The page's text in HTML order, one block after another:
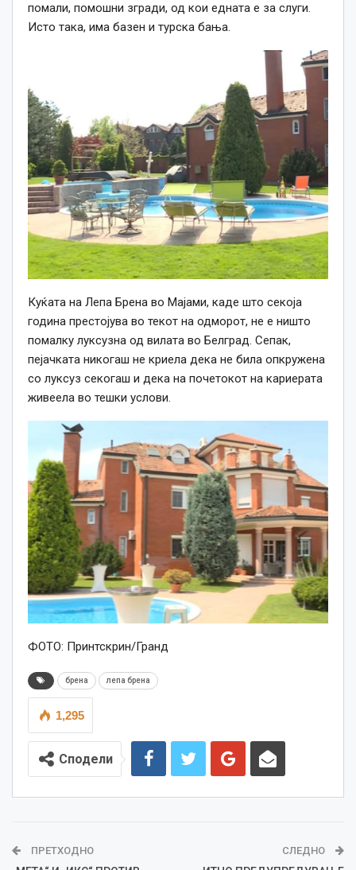
помали, помошни згради, од кои едната е за слуги.
Исто така, има базен и турска бања.
Куќата на Лепа Брена во Мајами, каде што секоја
година престојува во текот на одморот, не е ништо
помалку луксузна од вилата во Белград. Сепак,
пејачката никогаш не криела дека не била опкружена
со луксуз секогаш и дека на почетокот на кариерата
живеела во тешки услови.
ФОТО: Принтскрин/Гранд
брена лепа брена
1,295
Сподели
ПРЕТХОДНО СЛЕДНО